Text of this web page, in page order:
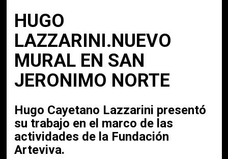
HUGO
LAZZARINI.NUEVO
MURAL EN SAN
JERONIMO NORTE
Hugo Cayetano Lazzarini presentó
su trabajo en el marco de las
actividades de la Fundación
Arteviva.